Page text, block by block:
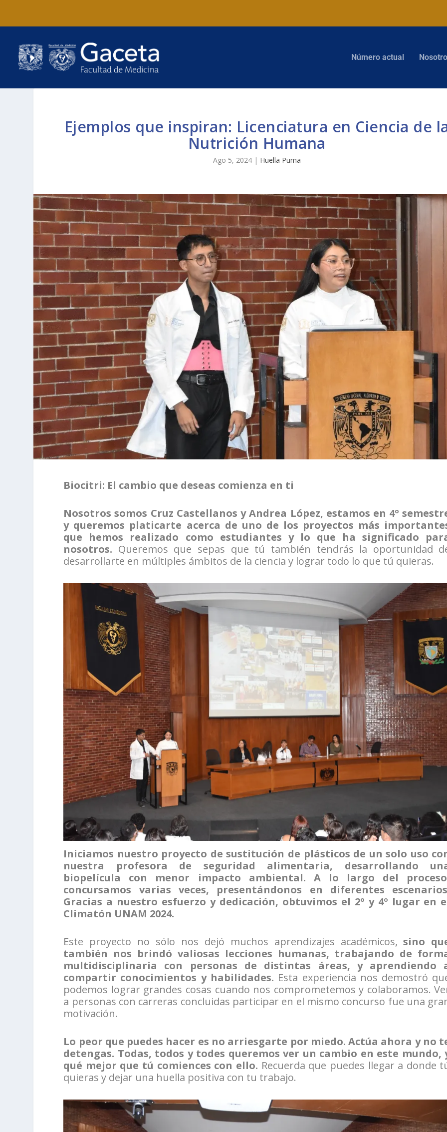
Número actual
Ejemplos que inspiran: Licenciatura en Ciencia de
Nutrición Humana
Ago 5, 2024| Huella Puma
Biocitri: El cambio que deseas comienza en ti
Nosotros somos Cruz Castellanos y Andrea López, estamos en 4º
y queremos platicarte acerca de uno de los proyectos más
que hemos realizado como estudiantes y lo que ha significado
nosotros. Queremos que sepas que tú también tendrás la oportunidad
desarrollarte en múltiples ámbitos de la ciencia y lograr todo lo que tú quieras.
Iniciamos nuestro proyecto de sustitución de plásticos de un solo uso
nuestra profesora de seguridad alimentaria, desarrollando
biopelícula con menor impacto ambiental. A lo largo del
concursamos varias veces, presentándonos en diferentes
Gracias a nuestro esfuerzo y dedicación, obtuvimos el 2º y 4º lugar en
Climatón UNAM 2024.
Este proyecto no sólo nos dejó muchos aprendizajes académicos,sino
también nos brindó valiosas lecciones humanas, trabajando de
multidisciplinaria con personas de distintas áreas, y aprendiendo
compartir conocimientos y habilidades. Esta experiencia nos demostró
podemos lograr grandes cosas cuando nos comprometemos y colaboramos.
a personas con carreras concluidas participar en el mismo concurso fue una
motivación.
Lo peor que puedes hacer es no arriesgarte por miedo. Actúa ahora y no
detengas. Todas, todos y todes queremos ver un cambio en este mundo,
qué mejor que tú comiences con ello. Recuerda que puedes llegar a donde
quieras y dejar una huella positiva con tu trabajo.